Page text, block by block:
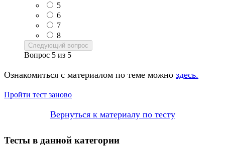
5
6
7
8
Следующий вопрос
Вопрос 5 из 5
Ознакомиться с материалом по теме можно здесь.
Пройти тест заново
Вернуться к материалу по тесту
Тесты в данной категории